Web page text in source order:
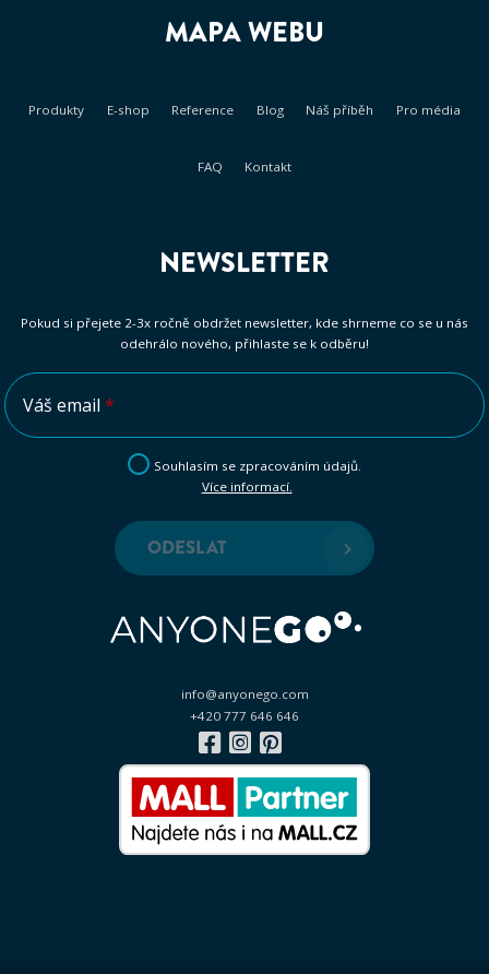
MAPA WEBU
Produkty E-shop Reference Blog Náš příběh Pro média
FAQ Kontakt
NEWSLETTER
Pokud si přejete 2-3x ročně obdržet newsletter, kde shrneme co se u nás
odehrálo nového, přihlaste se k odběru!
Váš email*
Souhlasím se zpracováním údajů.
Více informací.
info@anyonego.com
+420 777 646 646